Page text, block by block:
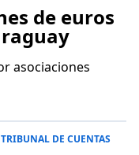
de euros
asociaciones
TRIBUNAL DE CUENTAS